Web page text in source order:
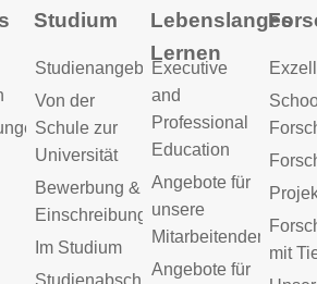
Studium
Studienangebot
Von der
Schule zur
Universität
Bewerbung &
Einschreibung
Im Studium
Studienabschluss
Lebenslanges
Lernen
Executive
and
Professional
Education
Angebote für
unsere
Mitarbeitenden
Angebote für
mit